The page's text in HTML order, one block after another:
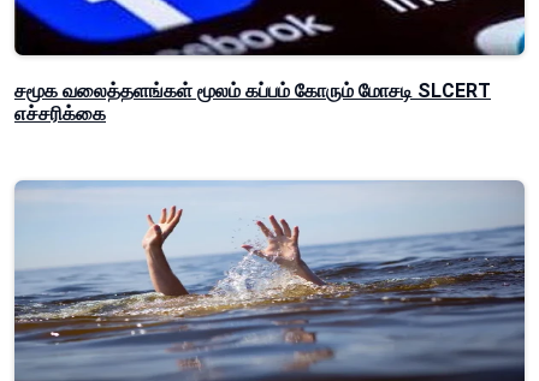
சமூக வலைத்தளங்கள் மூலம் கப்பம் கோரும் மோசடி SLCERT
எச்சரிக்கை